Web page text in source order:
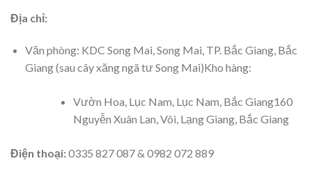
Địa chỉ:
Văn phòng: KDC Song Mai, Song Mai, TP. Bắc Giang, Bắc
Giang (sau cây xăng ngã tư Song Mai)Kho hàng:
Vườn Hoa, Lục Nam, Lục Nam, Bắc Giang160
Nguyễn Xuân Lan, Vôi, Lạng Giang, Bắc Giang
Điện thoại:0335 827 087 & 0982 072 889